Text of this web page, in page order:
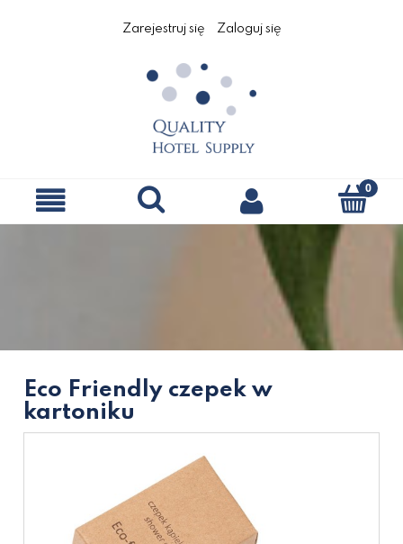
Zarejestruj się Zaloguj się
Eco Friendly czepek w
kartoniku